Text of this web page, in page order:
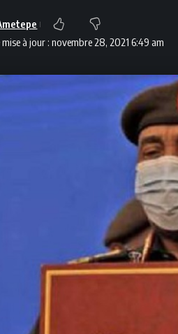
mise à jour : novembre 28, 2021 6:49 am